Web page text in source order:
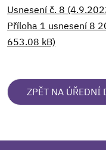
Usnesení č. 8
Příloha 1 usnesení 8
653.08 kB)
ZPĚT NA ÚŘEDNÍ